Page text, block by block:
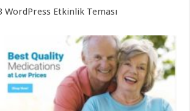
WordPress Etkinlik Teması